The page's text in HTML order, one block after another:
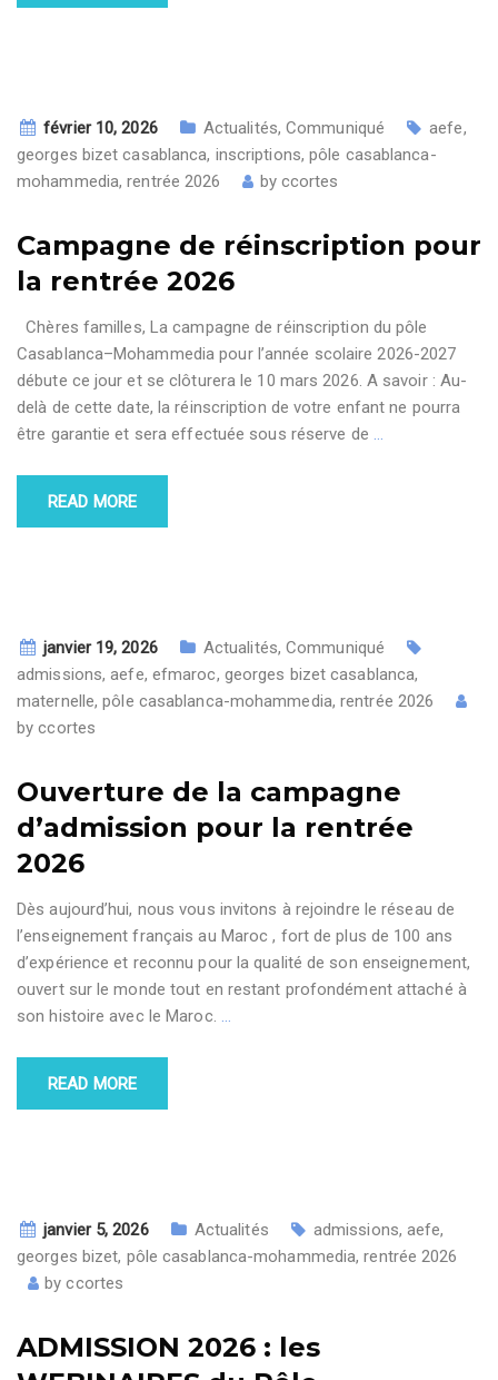
février 10, 2026 Actualités,Communiqué aefe,
georges bizet casablanca, inscriptions,pôle casablanca-
mohammedia,rentrée 2026 by ccortes
Campagne de réinscription pour
la rentrée 2026
Chères familles, La campagne de réinscription du pôle
Casablanca–Mohammedia pour l’année scolaire 2026-2027
débute ce jour et se clôturera le 10 mars 2026. A savoir : Au-
delà de cette date, la réinscription de votre enfant ne pourra
être garantie et sera effectuée sous réserve de …
READ MORE
janvier 19, 2026 Actualités,Communiqué
admissions,aefe, efmaroc, georges bizet casablanca,
maternelle,pôle casablanca-mohammedia,rentrée 2026
byccortes
Ouverture de la campagne
d’admission pour la rentrée
2026
Dès aujourd’hui, nous vous invitons à rejoindre le réseau de
l’enseignement français au Maroc , fort de plus de 100 ans
d’expérience et reconnu pour la qualité de son enseignement,
ouvert sur le monde tout en restant profondément attaché à
son histoire avec le Maroc. …
READ MORE
janvier 5, 2026 Actualités admissions,aefe,
georges bizet, pôle casablanca-mohammedia,rentrée 2026
byccortes
ADMISSION 2026 : les